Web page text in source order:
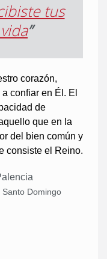
tus
”
corazón,
confiar en Él. El
de
que en la
del bien común y
consiste el Reino.
Domingo